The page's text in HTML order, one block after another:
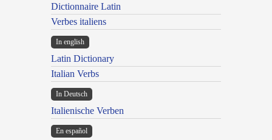
Dictionnaire Latin
Verbes italiens
In english
Latin Dictionary
Italian Verbs
In Deutsch
Italienische Verben
En español